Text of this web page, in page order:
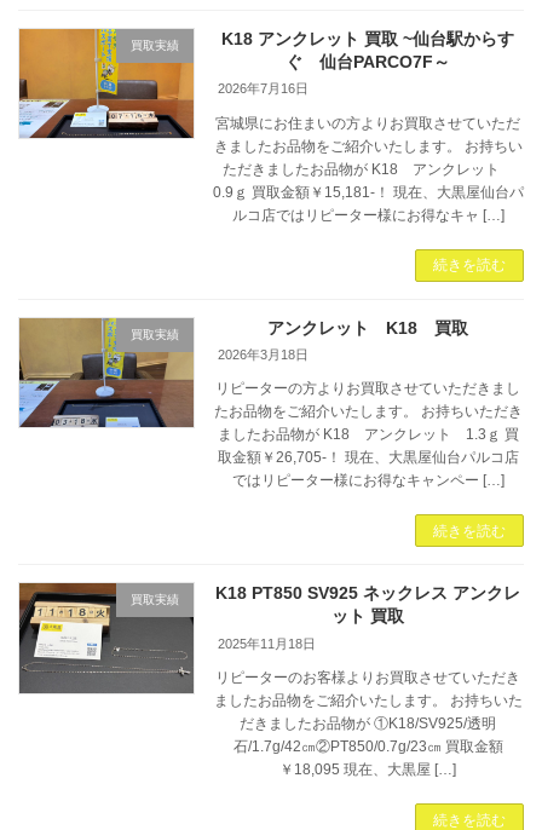
買取実績
K18 アンクレット 買取 ~仙台駅からす
ぐ 仙台PARCO7F～
2026年7月16日
宮城県にお住まいの方よりお買取させていただ
きましたお品物をご紹介いたします。 お持ちい
ただきましたお品物が K18 アンクレット
0.9ｇ 買取金額￥15,181-！ 現在、大黒屋仙台パ
ルコ店ではリピーター様にお得なキャ […]
続きを読む
買取実績 アンクレット K18 買取
2026年3月18日
リピーターの方よりお買取させていただきまし
たお品物をご紹介いたします。 お持ちいただき
ましたお品物が K18 アンクレット 1.3ｇ 買
取金額￥26,705-！ 現在、大黒屋仙台パルコ店
ではリピーター様にお得なキャンペー […]
続きを読む
買取実績
K18 PT850 SV925 ネックレス アンクレ
ット 買取
2025年11月18日
リピーターのお客様よりお買取させていただき
ましたお品物をご紹介いたします。 お持ちいた
だきましたお品物が ①K18/SV925/透明
石/1.7g/42㎝②PT850/0.7g/23㎝ 買取金額
￥18,095 現在、大黒屋 […]
続きを読む